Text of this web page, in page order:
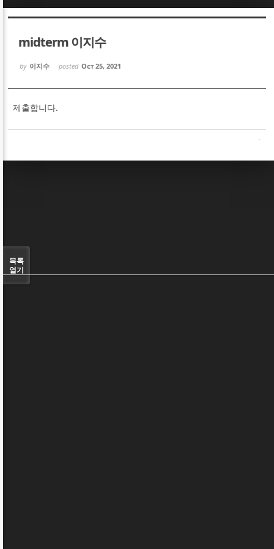
midterm 이지수
by 이지수 posted Oct 25, 2021
제출합니다.
목록
열기
Sketchbook5, 스케치북5
Sketchbook5, 스케치북5
Sketchbook5, 스케치북5
Sketchbook5, 스케치북5